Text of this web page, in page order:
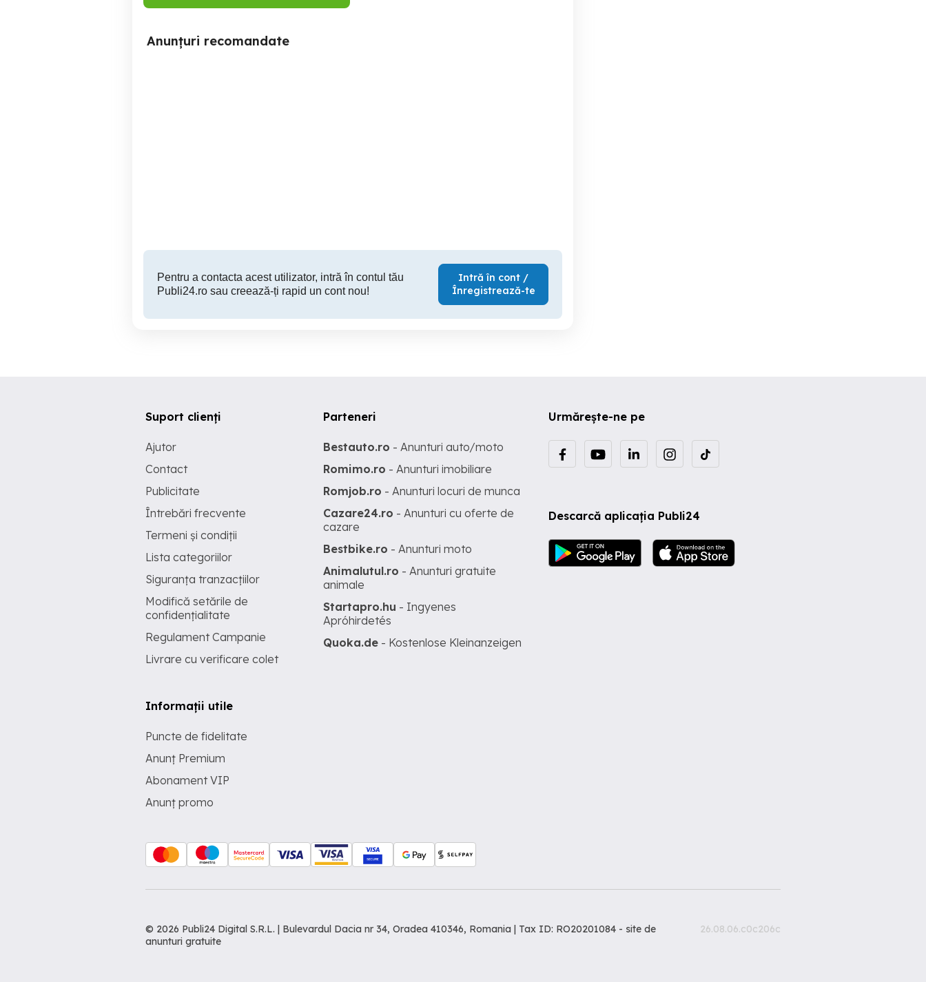
Anunțuri recomandate
Pentru a contacta acest utilizator, intră în contul tău
Publi24.ro sau creează-ți rapid un cont nou!
Intră în cont /
Înregistrează-te
Urmărește-ne pe
Descarcă aplicația Publi24
Suport clienți
Ajutor
Contact
Publicitate
Întrebări frecvente
Termeni și condiții
Lista categoriilor
Siguranța tranzacțiilor
Modifică setările de
confidențialitate
Regulament Campanie
Livrare cu verificare colet
Informații utile
Puncte de fidelitate
Anunț Premium
Abonament VIP
Anunț promo
Parteneri
Bestauto.ro - Anunturi auto/moto
Romimo.ro - Anunturi imobiliare
Romjob.ro - Anunturi locuri de munca
Cazare24.ro - Anunturi cu oferte de
cazare
Bestbike.ro - Anunturi moto
Animalutul.ro - Anunturi gratuite
animale
Startapro.hu - Ingyenes
Apróhirdetés
Quoka.de - Kostenlose Kleinanzeigen
© 2026 Publi24 Digital S.R.L. | Bulevardul Dacia nr 34, Oradea 410346, Romania | Tax ID: RO20201084 - site de
anunturi gratuite
26.08.06.c0c206c